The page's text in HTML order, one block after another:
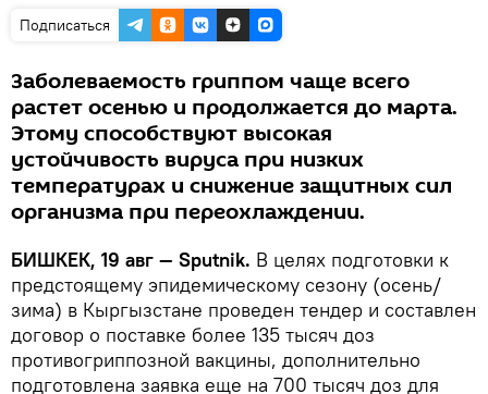
Подписаться
Заболеваемость гриппом чаще всего
растет осенью и продолжается до марта.
Этому способствуют высокая
устойчивость вируса при низких
температурах и снижение защитных сил
организма при переохлаждении.
БИШКЕК, 19 авг — Sputnik. В целях подготовки к
предстоящему эпидемическому сезону (осень/
зима) в Кыргызстане проведен тендер и составлен
договор о поставке более 135 тысяч доз
противогриппозной вакцины, дополнительно
подготовлена заявка еще на 700 тысяч доз для